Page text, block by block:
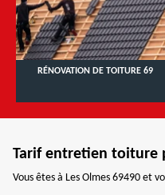
RÉNOVATION DE TOITURE 69
Tarif entretien toiture
Vous êtes à Les Olmes 69490 et